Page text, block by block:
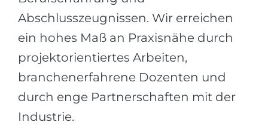
Abschlusszeugnissen. Wir erreichen
ein hohes Maß an Praxisnähe durch
projektorientiertes Arbeiten,
branchenerfahrene Dozenten und
durch enge Partnerschaften mit der
Industrie.